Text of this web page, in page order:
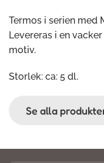
Termos i serien med
Levereras i en
motiv.
Storlek: ca: 5 dl.
Se alla